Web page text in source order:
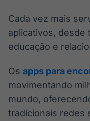
Cada vez mais
aplicativos, desde
educação e
Os apps para
movimentando
mundo,
tradicionais redes